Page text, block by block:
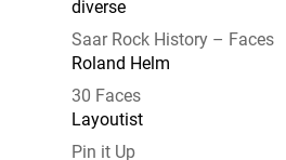
diverse
Saar Rock History – Faces
Roland Helm
30 Faces
Layoutist
Pin it Up